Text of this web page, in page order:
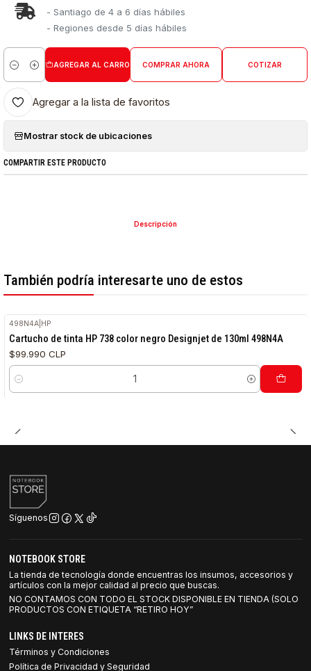
- Santiago de 4 a 6 días hábiles
- Regiones desde 5 días hábiles
Cantidad
AGREGAR AL CARRO COMPRAR AHORA COTIZAR
Agregar a la lista de favoritos
Mostrar stock de ubicaciones
COMPARTIR ESTE PRODUCTO
Descripción
También podría interesarte uno de estos
498N4A HP
Cartucho de tinta HP 738 color negro Designjet de 130ml 498N4A
$99.990 CLP
Cantidad
Síguenos
NOTEBOOK STORE
La tienda de tecnología donde encuentras los insumos, accesorios y
artículos con la mejor calidad al precio que buscas.
NO CONTAMOS CON TODO EL STOCK DISPONIBLE EN TIENDA (SOLO
PRODUCTOS CON ETIQUETA “RETIRO HOY”
LINKS DE INTERES
Términos y Condiciones
Política de Privacidad y Seguridad